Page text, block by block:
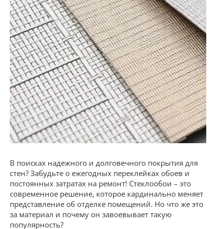
В поисках надежного и долговечного покрытия для
стен? Забудьте о ежегодных переклейках обоев и
постоянных затратах на ремонт! Стеклообои – это
современное решение, которое кардинально меняет
представление об отделке помещений. Но что же это
за материал и почему он завоевывает такую
популярность?